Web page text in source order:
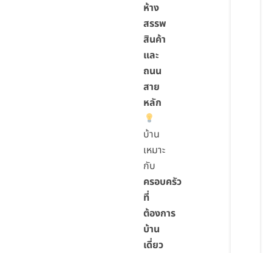
ห้าง
สรรพ
สินค้า
และ
ถนน
สาย
หลัก
บ้าน
เหมาะ
กับ
ครอบครัว
ที่
ต้องการ
บ้าน
เดี่ยว